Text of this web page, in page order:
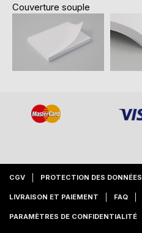
Couverture souple
CGV PROTECTION DES DONNÉES
LIVRAISON ET PAIEMENT FAQ
PARAMÈTRES DE CONFIDENTIALITÉ